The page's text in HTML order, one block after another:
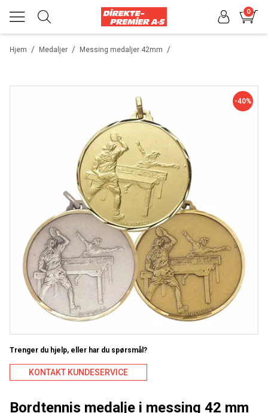
0
/
Hjem /
Medaljer /
Messing medaljer 42mm
-40%
Trenger du hjelp, eller har du spørsmål?
KONTAKT KUNDESERVICE
Bordtennis medalje i messing 42 mm